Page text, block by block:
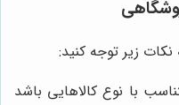
زیر توجه کنید:
با نوع کالاهایی باشد